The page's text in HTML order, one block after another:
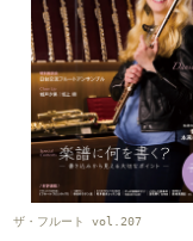
ザ・フルート vol.207